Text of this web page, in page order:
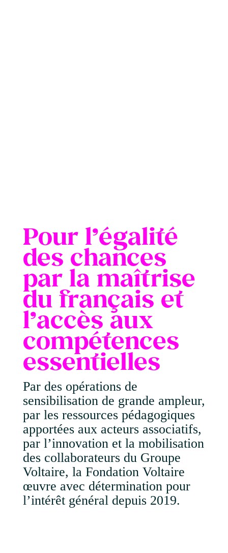
Pour l’égalité
des chances
par la maîtrise
du français et
l’accès aux
compétences
essentielles
Par des opérations de
sensibilisation de grande ampleur,
par les ressources pédagogiques
apportées aux acteurs associatifs,
par l’innovation et la mobilisation
des collaborateurs du Groupe
Voltaire, la Fondation Voltaire
œuvre avec détermination pour
l’intérêt général depuis 2019.